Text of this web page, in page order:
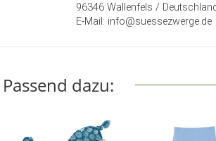
96346 Wallenfels /
E-Mail: info@suessezwerge.de
Passend dazu: